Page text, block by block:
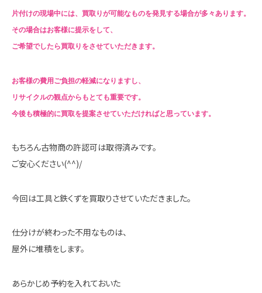
片付けの現場中には、買取りが可能なものを発見する場合が多々あります。
その場合はお客様に提示をして、
ご希望でしたら買取りをさせていただきます。
お客様の費用ご負担の軽減になりますし、
リサイクルの観点からもとても重要です。
今後も積極的に買取を提案させていただければと思っています。
もちろん古物商の許認可は取得済みです。
ご安心ください(^^)/
今回は工具と鉄くずを買取りさせていただきました。
仕分けが終わった不用なものは、
屋外に堆積をします。
あらかじめ予約を入れておいた